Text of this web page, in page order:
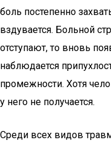
боль постепенно
вздувается. Больной
отступают, то вновь
наблюдается
промежности. Хотя
у него не получается.
Среди всех видов